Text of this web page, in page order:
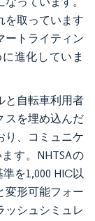
を取っています
ートライティン
進化していま
と自転車利用者
スを埋め込んだ
り、コミュニケ
す。NHTSAの
を1,000 HIC以
変形可能フォー
ッシュシミュレ